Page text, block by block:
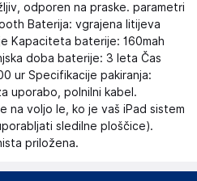
odporen na praske. parametri
Baterija: vgrajena litijeva
Kapaciteta baterije: 160mah
doba baterije: 3 leta Čas
ur Specifikacije pakiranja:
uporabo, polnilni kabel.
na voljo le, ko je vaš iPad sistem
sledilne ploščice).
priložena.